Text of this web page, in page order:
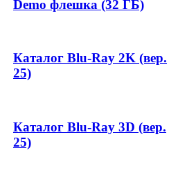
Demo флешка (32 ГБ)
Каталог Blu-Ray 2K (вер.
25)
Каталог Blu-Ray 3D (вер.
25)